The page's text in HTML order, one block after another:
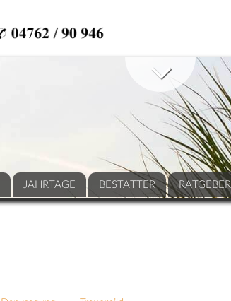
JAHRTAGE BESTATTER RATGEBER